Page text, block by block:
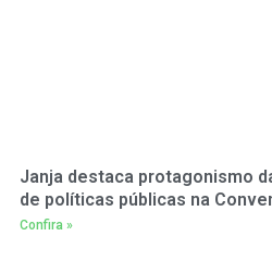
Janja destaca protagonismo
de políticas públicas na
Confira »